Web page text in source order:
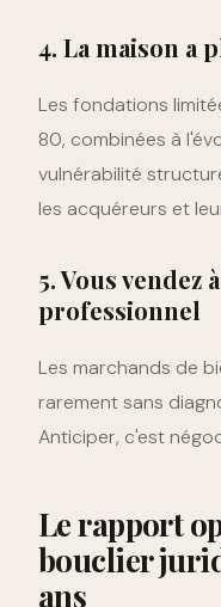
4. La maison a
Les fondations
80, combinées à
vulnérabilité
les acquéreurs et
5. Vous vendez
professionnel
Les marchands de
rarement sans
Anticiper, c'est
Le rapport
bouclier
ans